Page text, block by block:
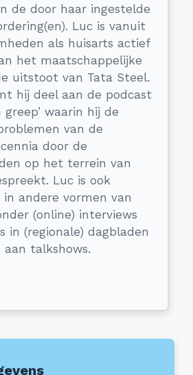
de door haar ingestelde
Luc is vanuit
als huisarts actief
het maatschappelijke
uitstoot van Tata Steel.
hij deel aan de podcast
greep’ waarin hij de
van de
door de
op het terrein van
Luc is ook
andere vormen van
(online) interviews
in (regionale) dagbladen
talkshows.